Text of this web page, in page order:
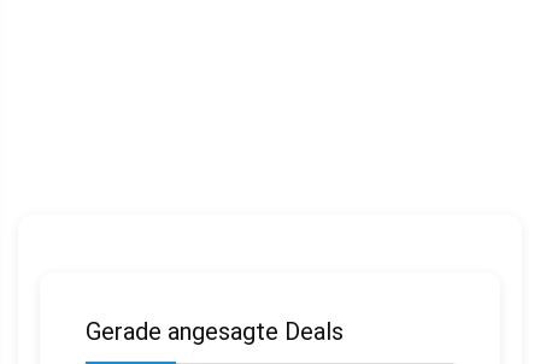
Gerade angesagte Deals